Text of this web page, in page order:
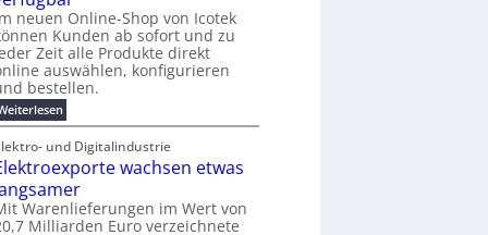
t
m
e
n
t
j
a
h
r
2
0
2
6
o
C
E
O
f
ü
r
S
t
r
m
e
b
i
s
2
n
e
t
f
ü
r
n
d
s
i
n
neuen Online-Shop von Icotek
Kunden ab sofort und zu
Zeit alle Produkte direkt
auswählen, konfigurieren
bestellen.
:
N
e
u
e
r
O
n
l
und Digitalindustrie
wachsen etwas
Warenlieferungen im Wert von
Milliarden Euro verzeichnete